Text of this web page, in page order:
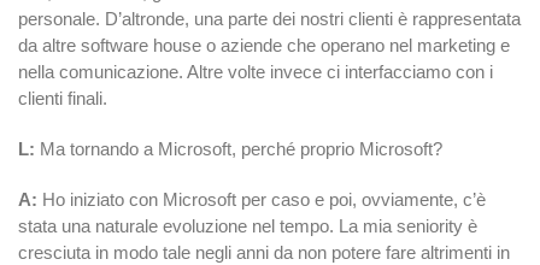
personale. D’altronde, una parte dei nostri clienti è rappresentata
da altre software house o aziende che operano nel marketing e
nella comunicazione. Altre volte invece ci interfacciamo con i
clienti finali.
L: Ma tornando a Microsoft, perché proprio Microsoft?
A: Ho iniziato con Microsoft per caso e poi, ovviamente, c’è
stata una naturale evoluzione nel tempo. La mia seniority è
cresciuta in modo tale negli anni da non potere fare altrimenti in